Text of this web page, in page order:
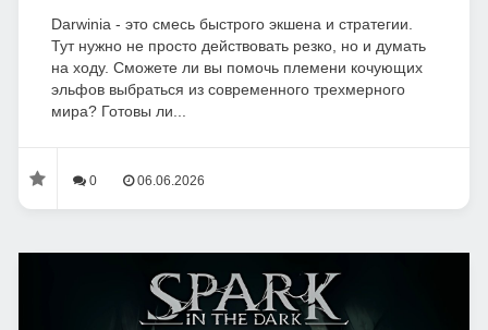
Darwinia - это смесь быстрого экшена и стратегии.
Тут нужно не просто действовать резко, но и думать
на ходу. Сможете ли вы помочь племени кочующих
эльфов выбраться из современного трехмерного
мира? Готовы ли...
0 06.06.2026